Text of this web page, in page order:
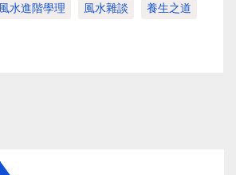
風水進階學理 風水雜談 養生之道